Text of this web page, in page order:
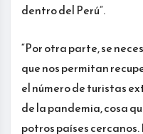
dentro del Perú”.
“Por otra parte, se
que nos permitan
el número de turistas
de la pandemia, cosa
potros países